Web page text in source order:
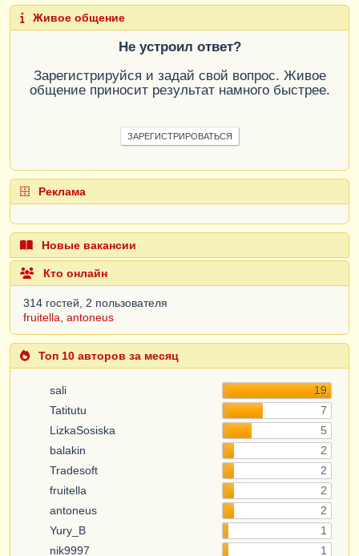
Живое общение
Не устроил ответ?
Зарегистрируйся и задай свой вопрос. Живое
общение приносит результат намного быстрее.
ЗАРЕГИСТРИРОВАТЬСЯ
Реклама
Новые вакансии
Кто онлайн
314 гостей, 2 пользователя
fruitella antoneus
Топ 10 авторов за месяц
sali
19
Tatitutu
7
LizkaSosiska
5
balakin
2
Tradesoft
2
fruitella
2
antoneus
2
Yury_B
1
nik9997
1